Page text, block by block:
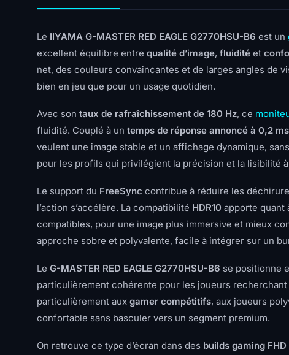
Le IIYAMA G-MASTER RED EAGLE G2770HSU-B6 est un
excellent équilibre entre qualité d’image, fluidité et
net, des couleurs convaincantes et de larges angles de
bien en jeu que pour un usage quotidien.
Avec son taux de rafraîchissement de 180 Hz, ce
fluidité. Couplé à un temps de réponse annoncé à 0,2 ms
veulent une image stable et un affichage dynamique,
pour les profils qui privilégient la précision et la lisibilité à
Le support du FreeSync contribue à réduire les
l’action s’accélère. La compatibilité HDR10 apporte quant
compatibles, pour une image plus immersive et mieux
approche sobre et polyvalente, facile à intégrer sur un
Le G-MASTER RED EAGLE G2770HSU-B6 se positionne
particulièrement cohérente pour les joueurs recherchant
particulièrement aux gamer compétitifs, aux joueurs
confortable sans basculer vers un segment premium.
On retrouve ce type d’écran dans des builds gaming FHD